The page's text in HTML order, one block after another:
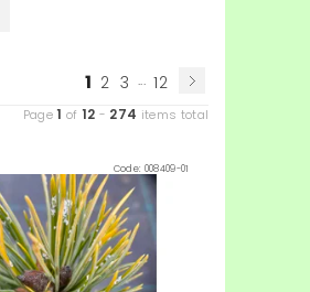
1 2 3 ... 12
Page1 of 12 - 274 items total
Code: 008409-01